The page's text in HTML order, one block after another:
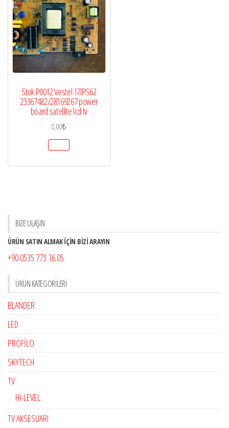
Stok P0012 Vestel 17IPS62
23367482/28169267 power
board satellite lcd tv
0,00₺
BİZE ULAŞIN
ÜRÜN SATIN ALMAK İÇİN BİZİ ARAYIN
+90 0535 773 16 05
ÜRÜN KATEGORILERI
BLANDER
LED
PROFİLO
SKYTECH
TV
Hi-LEVEL
TV AKSESUARI